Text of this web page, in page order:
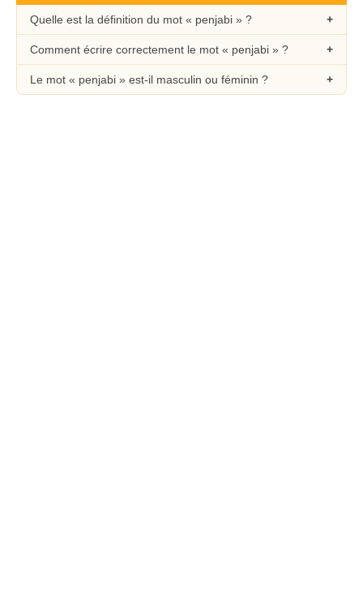
Quelle est la définition du mot « penjabi » ?
Comment écrire correctement le mot « penjabi » ?
Le mot « penjabi » est-il masculin ou féminin ?